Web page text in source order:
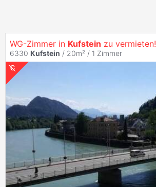
WG-Zimmer in Kufstein zu vermieten!
6330 Kufstein / 20m² / 1 Zimmer